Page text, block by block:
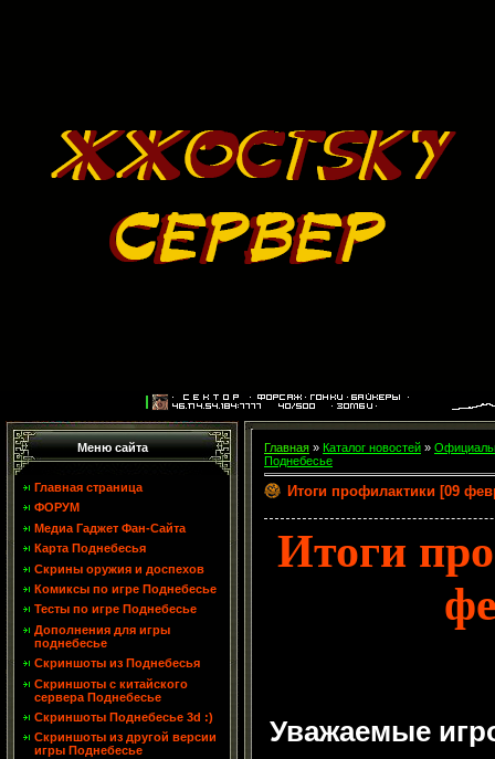
Меню сайта
Главная страница
ФОРУМ
Медиа Гаджет Фан-Сайта
Карта Поднебесья
Скрины оружия и доспехов
Комиксы по игре Поднебесье
Тесты по игре Поднебесье
Дополнения для игры
поднебесье
Скриншоты из Поднебесья
Скриншоты с китайского
сервера Поднебесье
Скриншоты Поднебесье 3d :)
Скриншоты из другой версии
игры Поднебесье
Главная » Каталог новостей »
Поднебесье
Итоги профилактики [09
Итоги
Уважаемые